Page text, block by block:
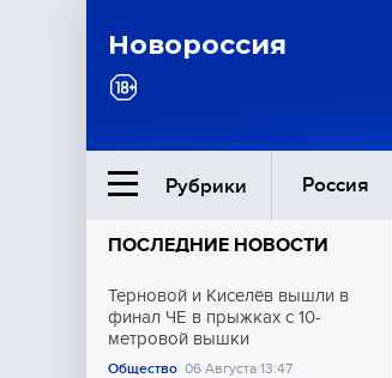
Новороссия
Рубрики Россия
Ближний Восток
Общество
ПОСЛЕДНИЕ НОВОСТИ
Терновой и Киселёв вышли в
финал ЧЕ в прыжках с 10-
метровой вышки
Общество 06 Августа 13:47